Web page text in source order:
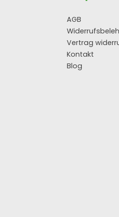
AGB
Vertrag
Kontakt
Blog